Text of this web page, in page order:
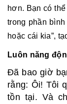
hơn. Bạn có
trong phần
hoặc cái kia”,
Luôn năng
Đã bao giờ
rằng: Ôi! Tôi
tồn tại. Và